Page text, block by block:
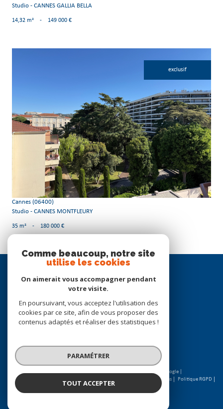
Studio - CANNES GALLIA BELLA
14,32 m² - 149 000 €
exclusif
voir le bien
Cannes (06400)
Studio - CANNES MONTFLEURY
35 m² - 180 000 €
Se
connecter
Nous
suivre
© 2026 | Tous droits réservés | Traduction powered by Google |
Nos honoraires
Partenaires
Politique RGPD
Cookies
Comme beaucoup, notre site
utilise les cookies
On aimerait vous accompagner pendant
votre visite.
En poursuivant, vous acceptez l'utilisation des
cookies par ce site, afin de vous proposer des
contenus adaptés et réaliser des statistiques !
PARAMÉTRER
TOUT ACCEPTER